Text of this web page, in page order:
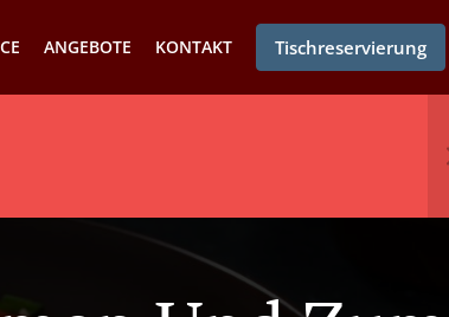
ANGEBOTE KONTAKT Tischreservierung